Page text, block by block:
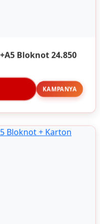
Bloknot 24.850
KAMPANYA